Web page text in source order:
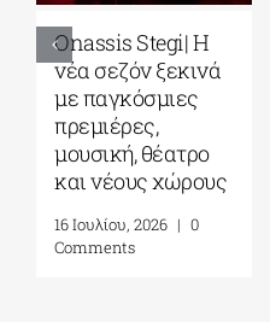
Onassis Stegi| H
νέα σεζόν ξεκινά
με παγκόσμιες
πρεμιέρες,
μουσική, θέατρο
και νέους χώρους
16 Ιουλίου, 2026 | 0
Comments